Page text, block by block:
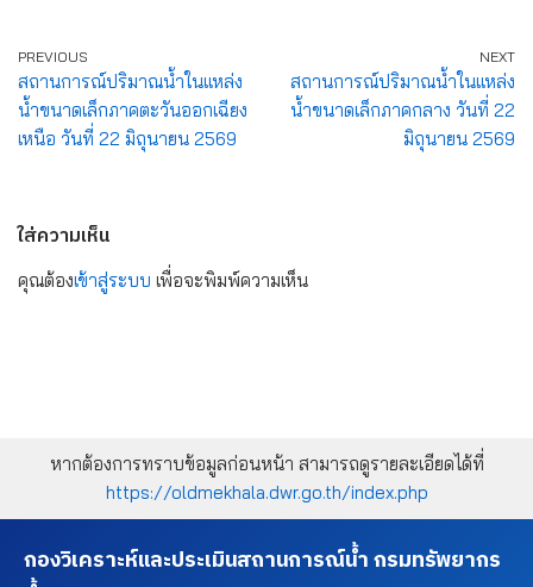
PREVIOUS
สถานการณ์ปริมาณน้ำในแหล่ง
น้ำขนาดเล็กภาคตะวันออกเฉียง
เหนือ วันที่ 22 มิถุนายน 2569
NEXT
สถานการณ์ปริมาณน้ำในแหล่ง
น้ำขนาดเล็กภาคกลาง วันที่ 22
มิถุนายน 2569
ใส่ความเห็น
คุณต้องเข้าสู่ระบบ เพื่อจะพิมพ์ความเห็น
หากต้องการทราบข้อมูลก่อนหน้า สามารถดูรายละเอียดได้ที่
https://oldmekhala.dwr.go.th/index.php
กองวิเคราะห์และประเมินสถานการณ์น้ำ กรมทรัพยากร